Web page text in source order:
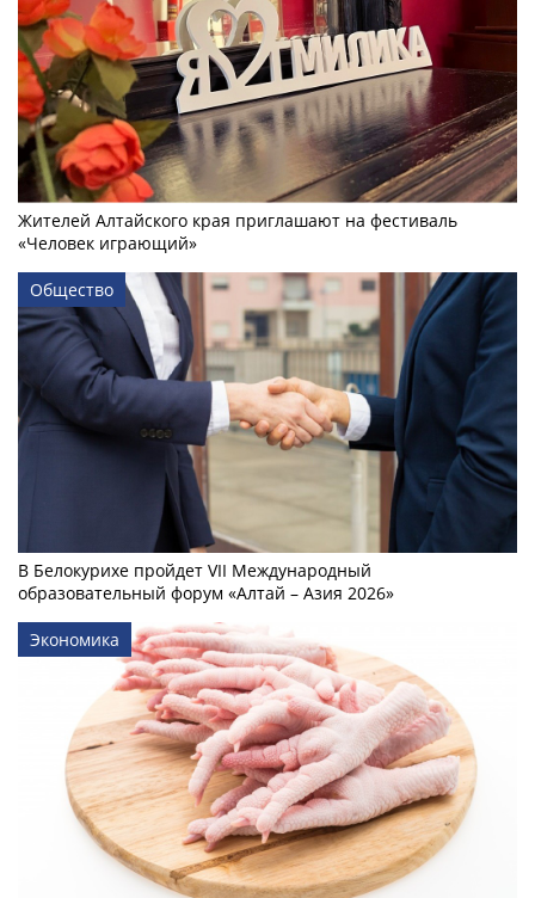
Жителей Алтайского края приглашают на фестиваль
«Человек играющий»
Общество
В Белокурихе пройдет VII Международный
образовательный форум «Алтай – Азия 2026»
Экономика